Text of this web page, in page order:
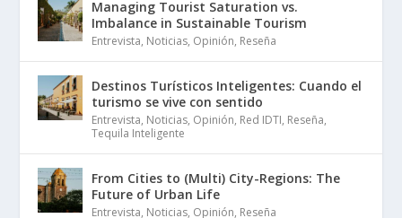
Managing Tourist Saturation vs.
Imbalance in Sustainable Tourism
Entrevista, Noticias, Opinión, Reseña
Destinos Turísticos Inteligentes: Cuando el
turismo se vive con sentido
Entrevista, Noticias, Opinión, Red IDTI, Reseña,
Tequila Inteligente
From Cities to (Multi) City-Regions: The
Future of Urban Life
Entrevista, Noticias, Opinión, Reseña